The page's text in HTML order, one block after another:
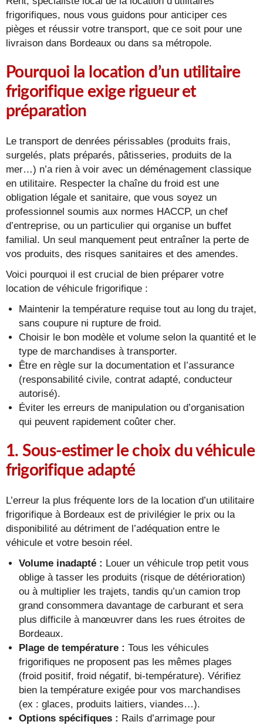
frigorifiques, nous vous guidons pour anticiper ces
pièges et réussir votre transport, que ce soit pour une
livraison dans Bordeaux ou dans sa métropole.
Pourquoi la location d’un utilitaire
frigorifique exige rigueur et
préparation
Le transport de denrées périssables (produits frais,
surgelés, plats préparés, pâtisseries, produits de la
mer…) n’a rien à voir avec un déménagement classique
en utilitaire. Respecter la chaîne du froid est une
obligation légale et sanitaire, que vous soyez un
professionnel soumis aux normes HACCP, un chef
d’entreprise, ou un particulier qui organise un buffet
familial. Un seul manquement peut entraîner la perte de
vos produits, des risques sanitaires et des amendes.
Voici pourquoi il est crucial de bien préparer votre
location de véhicule frigorifique :
Maintenir la température requise tout au long du trajet,
sans coupure ni rupture de froid.
Choisir le bon modèle et volume selon la quantité et le
type de marchandises à transporter.
Être en règle sur la documentation et l’assurance
(responsabilité civile, contrat adapté, conducteur
autorisé).
Éviter les erreurs de manipulation ou d’organisation
qui peuvent rapidement coûter cher.
1. Sous-estimer le choix du véhicule
frigorifique adapté
L’erreur la plus fréquente lors de la location d’un utilitaire
frigorifique à Bordeaux est de privilégier le prix ou la
disponibilité au détriment de l’adéquation entre le
véhicule et votre besoin réel.
Volume inadapté : Louer un véhicule trop petit vous
oblige à tasser les produits (risque de détérioration)
ou à multiplier les trajets, tandis qu’un camion trop
grand consommera davantage de carburant et sera
plus difficile à manœuvrer dans les rues étroites de
Bordeaux.
Plage de température : Tous les véhicules
frigorifiques ne proposent pas les mêmes plages
(froid positif, froid négatif, bi-température). Vérifiez
bien la température exigée pour vos marchandises
(ex : glaces, produits laitiers, viandes…).
Options spécifiques : Rails d’arrimage pour